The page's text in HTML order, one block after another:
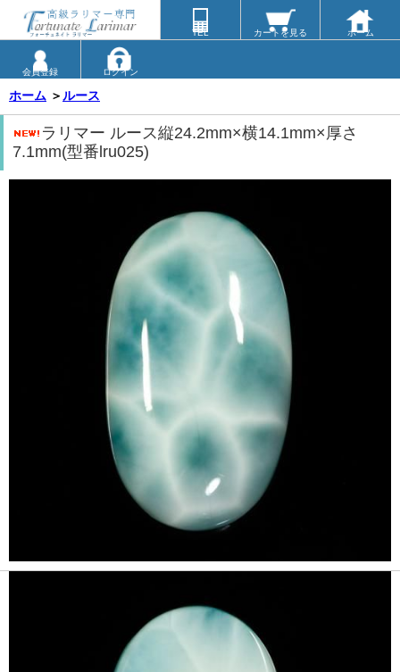
TEL カートを見る ホーム
会員登録 ログイン
ホーム ＞ ルース
ラリマー ルース縦24.2mm×横14.1mm×厚さ
7.1mm(型番lru025)